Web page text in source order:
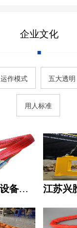
企业文化
运作模式 五大透明
用人标准
江苏兴胜吊装设备有限公司的用人标准